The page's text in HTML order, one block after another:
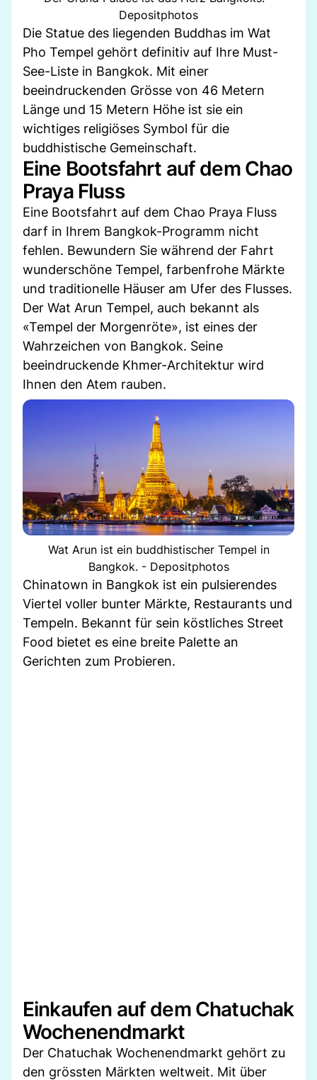
Depositphotos
Die Statue des liegenden Buddhas im Wat
Pho Tempel gehört definitiv auf Ihre Must-
See-Liste in Bangkok. Mit einer
beeindruckenden Grösse von 46 Metern
Länge und 15 Metern Höhe ist sie ein
wichtiges religiöses Symbol für die
buddhistische Gemeinschaft.
Eine Bootsfahrt auf dem Chao
Praya Fluss
Eine Bootsfahrt auf dem Chao Praya Fluss
darf in Ihrem Bangkok-Programm nicht
fehlen. Bewundern Sie während der Fahrt
wunderschöne Tempel, farbenfrohe Märkte
und traditionelle Häuser am Ufer des Flusses.
Der Wat Arun Tempel, auch bekannt als
«Tempel der Morgenröte», ist eines der
Wahrzeichen von Bangkok. Seine
beeindruckende Khmer-Architektur wird
Ihnen den Atem rauben.
Wat Arun ist ein buddhistischer Tempel in
Bangkok. - Depositphotos
Chinatown in Bangkok ist ein pulsierendes
Viertel voller bunter Märkte, Restaurants und
Tempeln. Bekannt für sein köstliches Street
Food bietet es eine breite Palette an
Gerichten zum Probieren.
Einkaufen auf dem Chatuchak
Wochenendmarkt
Der Chatuchak Wochenendmarkt gehört zu
den grössten Märkten weltweit. Mit über